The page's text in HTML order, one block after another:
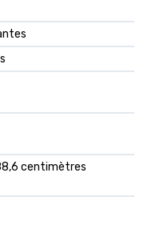
centimètres